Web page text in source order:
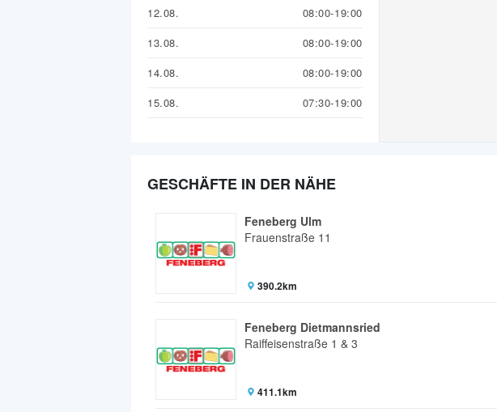
12.08.
08:00-19:00
13.08.
08:00-19:00
14.08.
08:00-19:00
15.08.
07:30-19:00
GESCHÄFTE IN DER NÄHE
Feneberg Ulm
Frauenstraße 11
390.2km
Feneberg Dietmannsried
Raiffeisenstraße 1 & 3
411.1km